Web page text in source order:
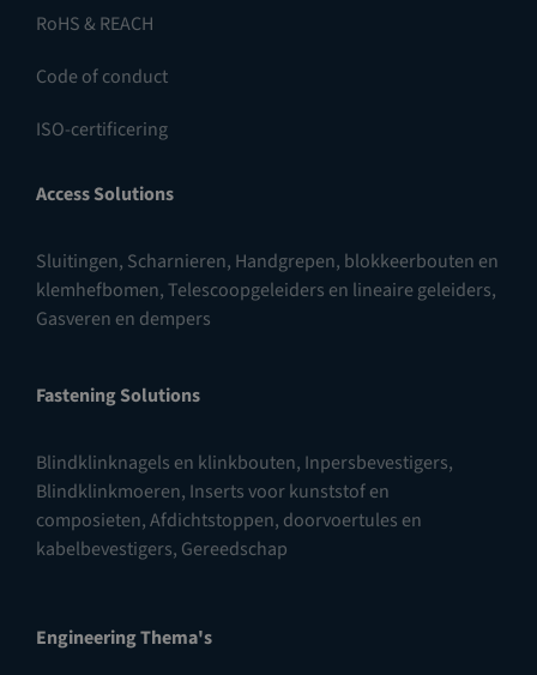
RoHS & REACH
Code of conduct
ISO-certificering
Access Solutions
Sluitingen, Scharnieren, Handgrepen, blokkeerbouten en
klemhefbomen,Telescoopgeleiders en lineaire geleiders,
Gasveren en dempers
Fastening Solutions
Blindklinknagels en klinkbouten, Inpersbevestigers,
Blindklinkmoeren, Inserts voor kunststof en
composieten,Afdichtstoppen, doorvoertules en
kabelbevestigers, Gereedschap
Engineering Thema's